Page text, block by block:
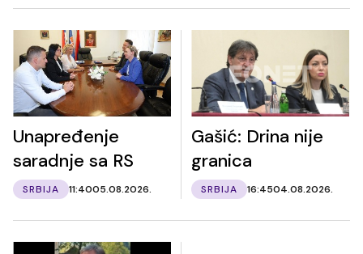
Unapređenje
saradnje sa RS
SRBIJA 11:4005.08.2026.
Gašić: Drina nije
granica
SRBIJA 16:4504.08.2026.